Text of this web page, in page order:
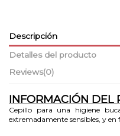
Descripción
Detalles del producto
Reviews(0)
INFORMACIÓN DEL
Cepillo para una higiene
extremadamente sensibles, y en